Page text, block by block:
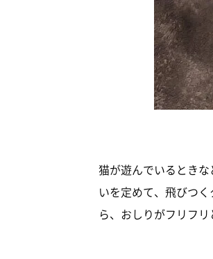
猫が遊んでいるとき
いを定めて、飛びつ
ら、おしりがフリフリ